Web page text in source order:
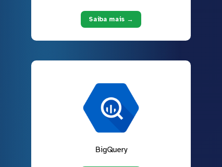
Saiba mais →
BigQuery